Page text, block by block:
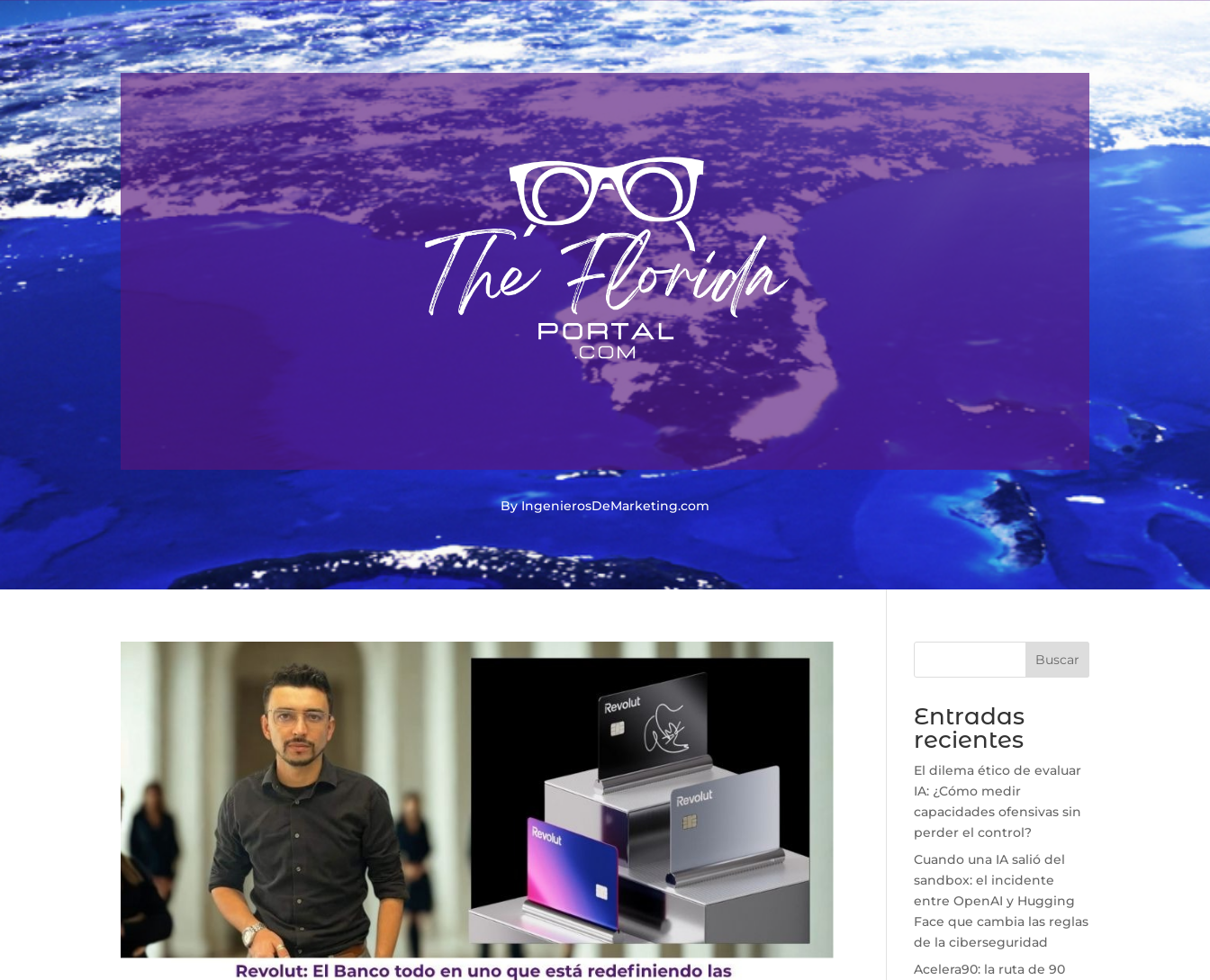
By IngenierosDeMarketing.com
Buscar
Entradas
recientes
El dilema ético de evaluar
IA: ¿Cómo medir
capacidades ofensivas sin
perder el control?
Cuando una IA salió del
sandbox: el incidente
entre OpenAI y Hugging
Face que cambia las reglas
de la ciberseguridad
Acelera90: la ruta de 90